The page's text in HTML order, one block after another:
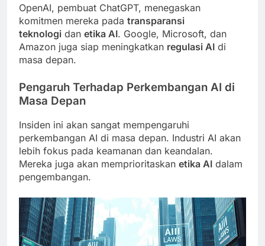
OpenAI, pembuat ChatGPT, menegaskan
komitmen mereka pada transparansi
teknologi dan etika AI. Google, Microsoft, dan
Amazon juga siap meningkatkan regulasi AI di
masa depan.
Pengaruh Terhadap Perkembangan AI di
Masa Depan
Insiden ini akan sangat mempengaruhi
perkembangan AI di masa depan. Industri AI akan
lebih fokus pada keamanan dan keandalan.
Mereka juga akan memprioritaskan etika AI dalam
pengembangan.